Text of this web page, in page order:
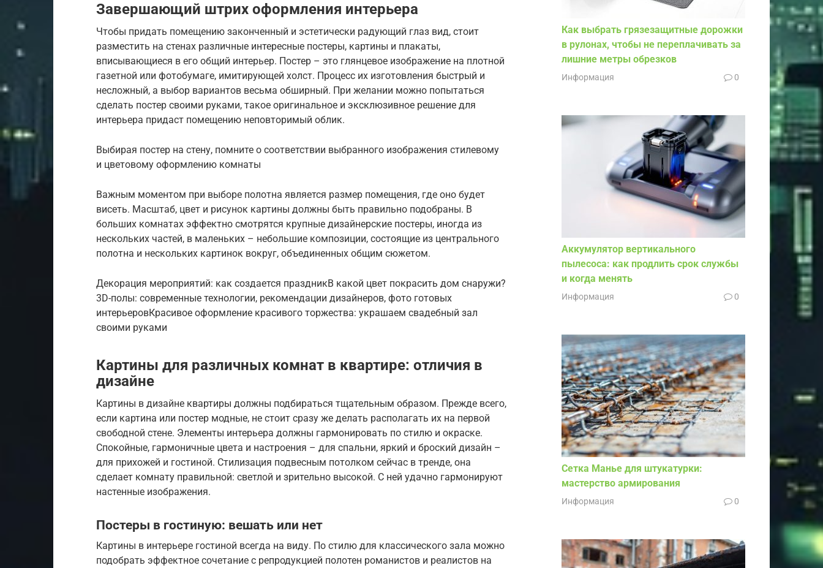
Завершающий штрих оформления интерьера
Чтобы придать помещению законченный и эстетически радующий глаз вид, стоит
разместить на стенах различные интересные постеры, картины и плакаты,
вписывающиеся в его общий интерьер. Постер – это глянцевое изображение на плотной
газетной или фотобумаге, имитирующей холст. Процесс их изготовления быстрый и
несложный, а выбор вариантов весьма обширный. При желании можно попытаться
сделать постер своими руками, такое оригинальное и эксклюзивное решение для
интерьера придаст помещению неповторимый облик.
Выбирая постер на стену, помните о соответствии выбранного изображения стилевому
и цветовому оформлению комнаты
Важным моментом при выборе полотна является размер помещения, где оно будет
висеть. Масштаб, цвет и рисунок картины должны быть правильно подобраны. В
больших комнатах эффектно смотрятся крупные дизайнерские постеры, иногда из
нескольких частей, в маленьких – небольшие композиции, состоящие из центрального
полотна и нескольких картинок вокруг, объединенных общим сюжетом.
Декорация мероприятий: как создается праздникВ какой цвет покрасить дом снаружи?
3D-полы: современные технологии, рекомендации дизайнеров, фото готовых
интерьеровКрасивое оформление красивого торжества: украшаем свадебный зал
своими руками
Картины для различных комнат в квартире: отличия в
дизайне
Картины в дизайне квартиры должны подбираться тщательным образом. Прежде всего,
если картина или постер модные, не стоит сразу же делать располагать их на первой
свободной стене. Элементы интерьера должны гармонировать по стилю и окраске.
Спокойные, гармоничные цвета и настроения – для спальни, яркий и броский дизайн –
для прихожей и гостиной. Стилизация подвесным потолком сейчас в тренде, она
сделает комнату правильной: светлой и зрительно высокой. С ней удачно гармонируют
настенные изображения.
Постеры в гостиную: вешать или нет
Картины в интерьере гостиной всегда на виду. По стилю для классического зала можно
подобрать эффектное сочетание с репродукцией полотен романистов и реалистов на
Как выбрать грязезащитные дорожки
в рулонах, чтобы не переплачивать за
лишние метры обрезков
Информация 0
Аккумулятор вертикального
пылесоса: как продлить срок службы
и когда менять
Информация 0
Сетка Манье для штукатурки:
мастерство армирования
Информация 0